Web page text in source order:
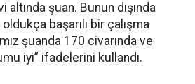
şuan. Bunun dışında
başarılı bir çalışma
şuanda 170 civarında ve
iyi” ifadelerini kullandı.